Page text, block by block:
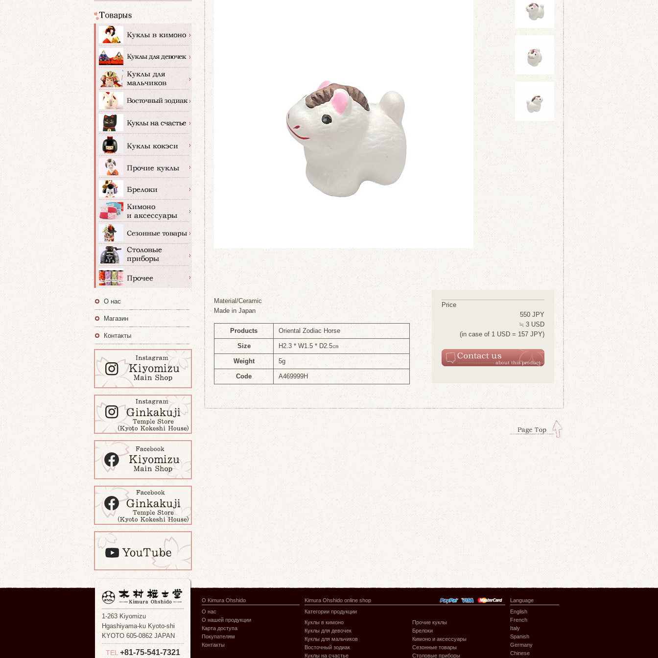
Material/Ceramic
Made in Japan
Products Oriental Zodiac Horse
Size H2.3 * W1.5 * D2.5㎝
Weight 5g
Code A469999H
Price
550 JPY
≒ 3 USD
(in case of 1 USD = 157 JPY)
О нас
Магазин
Контакты
1-263 Kiyomizu
Hgashiyama-ku Kyoto-shi
KYOTO 605-0862 JAPAN
TEL +81-75-541-7321
О Kimura Ohshido
О нас
О нашей продукции
Карта доступа
Покупателям
Контакты
Kimura Ohshido online shop
Категории продукции
Куклы в кимоно
Куклы для девочек
Куклы для мальчиков
Восточный зодиак
Куклы на счастье
Прочие куклы
Брелоки
Кимоно и аксессуары
Сезонные товары
Столовые приборы
Language
English
French
Italy
Spanish
Germany
Chinese